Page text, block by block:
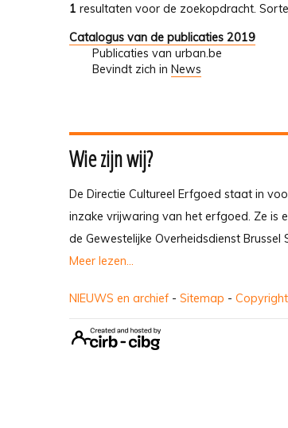
1 resultaten voor de zoekopdracht.
Catalogus van de publicaties 2019
Publicaties van urban.be
Bevindt zich in News
Wie zijn wij?
De Directie Cultureel Erfgoed staat in
inzake vrijwaring van het erfgoed. Ze is
de Gewestelijke Overheidsdienst
Meer lezen...
NIEUWS en archief - Sitemap -